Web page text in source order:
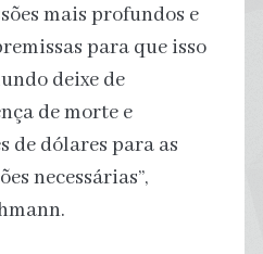
mais profundos e
para que isso
deixe de
de morte e
dólares para as
necessárias”,